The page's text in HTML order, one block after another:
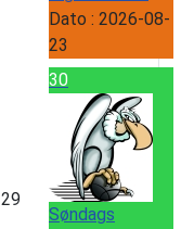
Dato : 2026-08-
23
29
30
Søndags